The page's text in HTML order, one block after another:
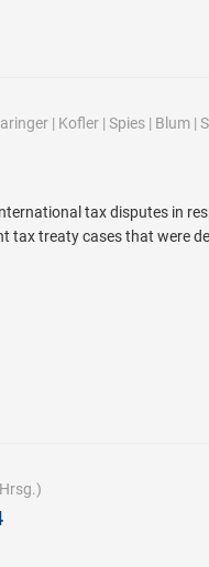
| Kofler| Spies| Blum|
tax disputes in
tax treaty cases that were